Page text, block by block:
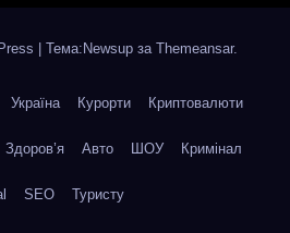
Тема:Newsup за Themeansar.
Україна Курорти Криптовалюти
Здоров’я Авто ШОУ Кримінал
SEO Туристу